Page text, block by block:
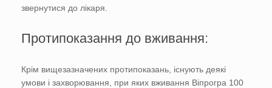
звернутися до лікаря.
Протипоказання до вживання:
Крім вищезазначених протипоказань, існують деякі
умови і захворювання, при яких вживання Віпрогра 100